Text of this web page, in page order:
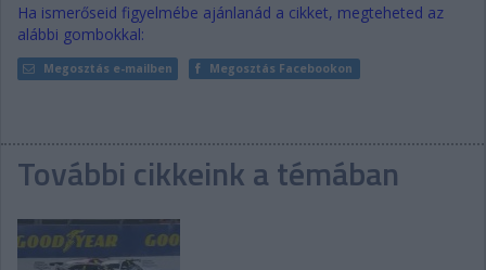
Ha ismerőseid figyelmébe ajánlanád a cikket, megteheted az
alábbi gombokkal:
Megosztás e-mailben Megosztás Facebookon
További cikkeink a témában